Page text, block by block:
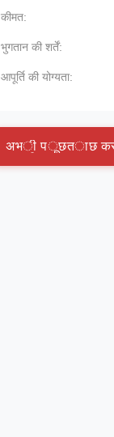
कीमत:
भुगतान की शर्तें:
आपूर्ति की योग्यता:
अभी पूछताछ क